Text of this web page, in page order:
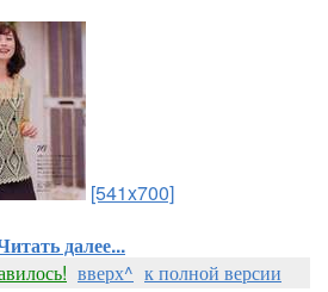
[541x700]
далее...
вверх^ к полной версии